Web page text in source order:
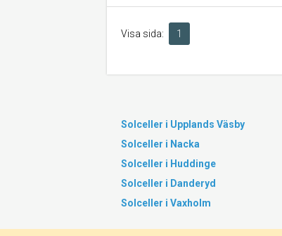
Visa sida: 1
Solceller i Upplands Väsby
Solceller i Nacka
Solceller i Huddinge
Solceller i Danderyd
Solceller i Vaxholm